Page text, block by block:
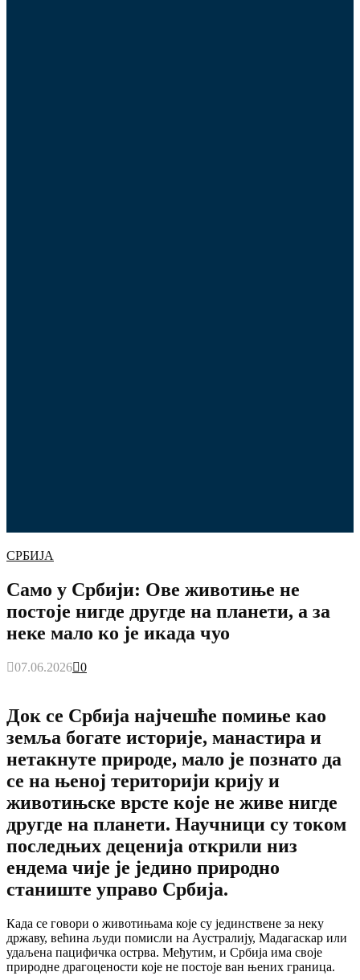
СРБИЈА
Само у Србији: Ове животиње не
постоје нигде другде на планети, а за
неке мало ко је икада чуо
07.06.2026 0
Док се Србија најчешће помиње као
земља богате историје, манастира и
нетакнуте природе, мало је познато да
се на њеној територији крију и
животињске врсте које не живе нигде
другде на планети. Научници су током
последњих деценија открили низ
ендема чије је једино природно
станиште управо Србија.
Када се говори о животињама које су јединствене за неку
државу, већина људи помисли на Аустралију, Мадагаскар или
удаљена пацифичка острва. Међутим, и Србија има своје
природне драгоцености које не постоје ван њених граница.